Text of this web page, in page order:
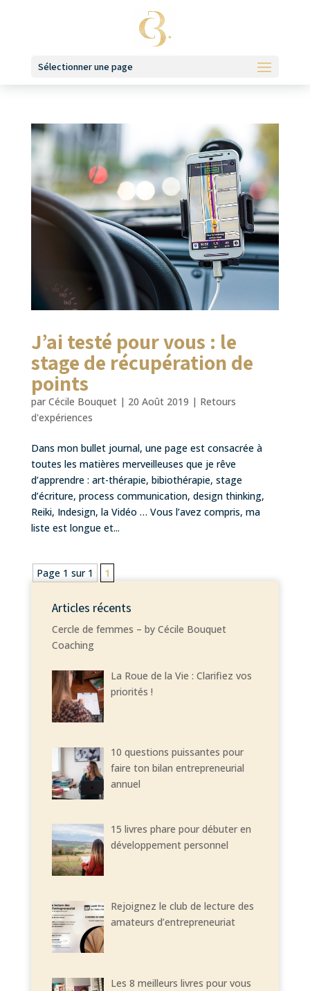
Sélectionner une page
J’ai testé pour vous : le
stage de récupération de
points
par Cécile Bouquet| 20 Août 2019 | Retours
d'expériences
Dans mon bullet journal, une page est consacrée à
toutes les matières merveilleuses que je rêve
d’apprendre : art-thérapie, bibiothérapie, stage
d’écriture, process communication, design thinking,
Reiki, Indesign, la Vidéo … Vous l’avez compris, ma
liste est longue et...
Page 1 sur 1 1
Articles récents
Cercle de femmes – by Cécile Bouquet
Coaching
La Roue de la Vie : Clarifiez vos
priorités !
10 questions puissantes pour
faire ton bilan entrepreneurial
annuel
15 livres phare pour débuter en
développement personnel
Rejoignez le club de lecture des
amateurs d’entrepreneuriat
Les 8 meilleurs livres pour vous